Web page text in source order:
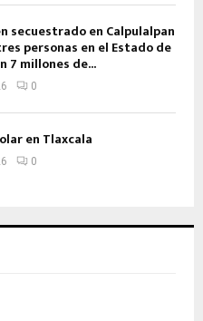
secuestrado en Calpulalpan
personas en el Estado de
7 millones de...
0
en Tlaxcala
0